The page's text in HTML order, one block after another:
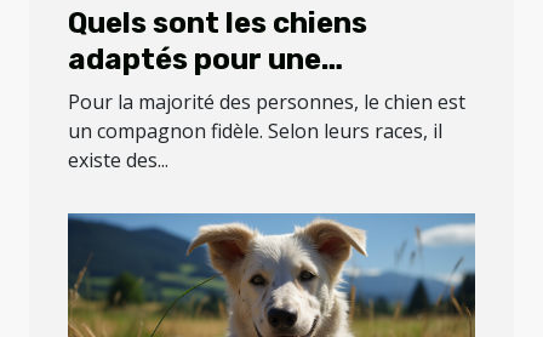
Quels sont les chiens
adaptés pour une
septuagénaire ?
Pour la majorité des personnes, le chien est
un compagnon fidèle. Selon leurs races, il
existe des...